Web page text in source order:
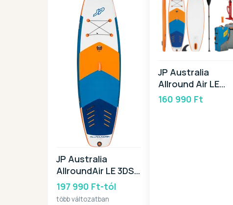
JP Australia
AllroundAir LE 3DS
2025
197 990 Ft-tól
több változatban
JP Australia
Allround Air LE
Package 10,6 2025
160 990 Ft